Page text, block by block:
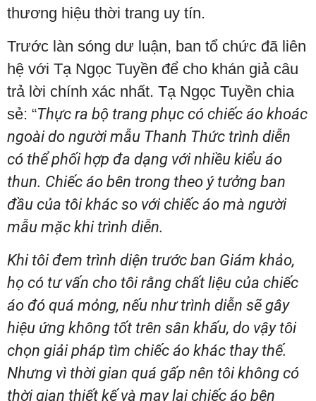
thương hiệu thời trang uy tín.
Trước làn sóng dư luận, ban tổ chức đã liên
hệ với Tạ Ngọc Tuyền để cho khán giả câu
trả lời chính xác nhất. Tạ Ngọc Tuyền chia
sẻ: “Thực ra bộ trang phục có chiếc áo khoác
ngoài do người mẫu Thanh Thức trình diễn
có thể phối hợp đa dạng với nhiều kiểu áo
thun. Chiếc áo bên trong theo ý tưởng ban
đầu của tôi khác so với chiếc áo mà người
mẫu mặc khi trình diễn.
Khi tôi đem trình diện trước ban Giám khảo,
họ có tư vấn cho tôi rằng chất liệu của chiếc
áo đó quá mỏng, nếu như trình diễn sẽ gây
hiệu ứng không tốt trên sân khấu, do vậy tôi
chọn giải pháp tìm chiếc áo khác thay thế.
Nhưng vì thời gian quá gấp nên tôi không có
thời gian thiết kế và may lại chiếc áo bên